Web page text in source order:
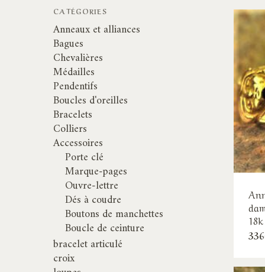
CATÉGORIES
Anneaux et alliances
Bagues
Chevalières
Médailles
Pendentifs
Boucles d'oreilles
Bracelets
Colliers
Accessoires
Porte clé
Marque-pages
Ouvre-lettre
Dés à coudre
Boutons de manchettes
Boucle de ceinture
bracelet articulé
croix
18k